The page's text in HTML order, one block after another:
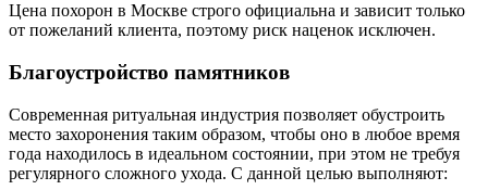
Цена похорон в Москве строго официальна и зависит только
от пожеланий клиента, поэтому риск наценок исключен.
Благоустройство памятников
Современная ритуальная индустрия позволяет обустроить
место захоронения таким образом, чтобы оно в любое время
года находилось в идеальном состоянии, при этом не требуя
регулярного сложного ухода. С данной целью выполняют: